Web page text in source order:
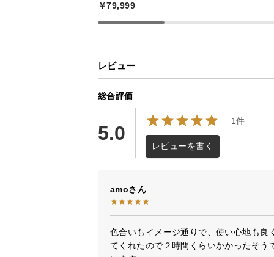
￥79,999
レビュー
総合評価
5.0
1件
レビューを書く
amo
色合いもイメージ通りで、使い心地も
てくれたので２時間くらいかかったそ